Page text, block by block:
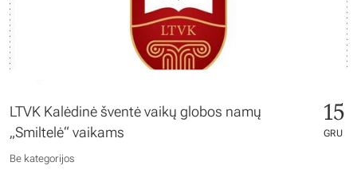
LTVK Kalėdinė šventė vaikų globos namų
„Smiltelė“ vaikams
15
GRU
Be kategorijos